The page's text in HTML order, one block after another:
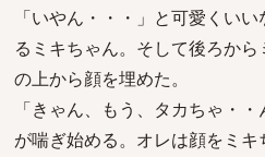
「いやん・・・」と可愛くい
るミキちゃん。そして後ろか
の上から顔を埋めた。
「きゃん、もう、タカちゃ・
が喘ぎ始める。オレは顔をミキ